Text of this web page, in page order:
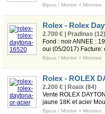
Bijoux / Montre > Montres
Rolex - Rolex
2.700 € | Pradinas (12)
Fond : noir ANNEE :
oui (05/2017) Facture:
Bijoux / Montre > Montres
Rolex - ROLEX
2.200 € | Roaix (84)
Vente ROLEX
jaune 18K et acier
Bijoux / Montre > Montres